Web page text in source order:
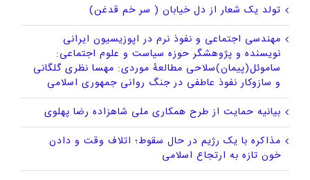
تولد یک شعار از دل خیابان ( سر خم قدغن)
مهندسی اجتماعی و نفوذ نرم در اپوزیسیون ایرانی
نویسنده و پژوهشگر حوزه سیاست و علوم اجتماعی:
ساموئل(پیمان)سلاحی مطالعهٔ موردی: مهسا نظری گلگانی
و سازوکار نفوذ عاطفی در جنگ روانی جمهوری اسلامی
بیانیه حمایت از طرح همکاری ملی شاهزاده رضا پهلوی
مذاکره با یک رژیم در حال سقوط؛ اتلاف وقت و دادن
خون تازه به ارتجاع اسلامی